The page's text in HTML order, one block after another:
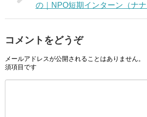
の｜NPO短期インターン（ナナ
コメントをどうぞ
メールアドレスが公開されることはありません。
須項目です